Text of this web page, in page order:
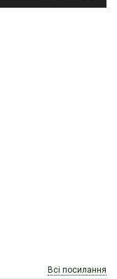
Всі посилання